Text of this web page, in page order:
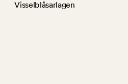
Visselblåsarlagen